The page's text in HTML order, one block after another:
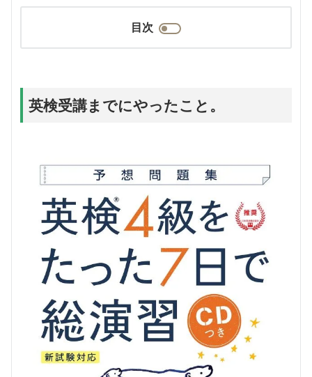
目次
英検受講までにやったこと。